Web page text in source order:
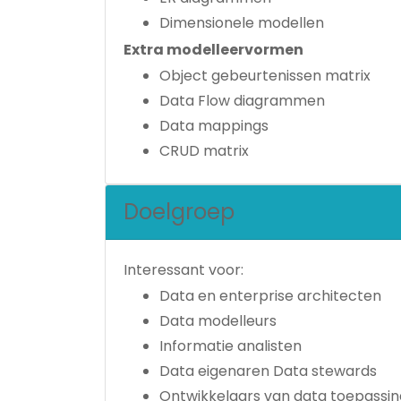
Dimensionele modellen
Extra modelleervormen
Object gebeurtenissen matrix
Data Flow diagrammen
Data mappings
CRUD matrix
Doelgroep
Interessant voor:
Data en enterprise architecten
Data modelleurs
Informatie analisten
Data eigenaren Data stewards
Ontwikkelaars van data